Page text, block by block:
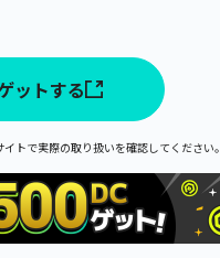
ットする
トで実際の取り扱いを確認してください。